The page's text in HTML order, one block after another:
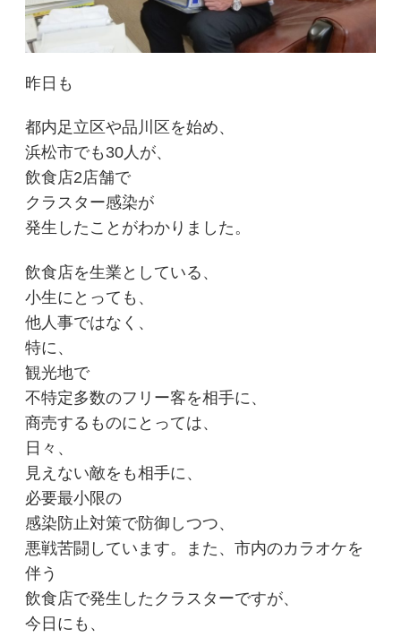
昨日も
都内足立区や品川区を始め、
浜松市でも30人が、
飲食店2店舗で
クラスター感染が
発生したことがわかりました。
飲食店を生業としている、
小生にとっても、
他人事ではなく、
特に、
観光地で
不特定多数のフリー客を相手に、
商売するものにとっては、
日々、
見えない敵をも相手に、
必要最小限の
感染防止対策で防御しつつ、
悪戦苦闘しています。また、市内のカラオケを
伴う
飲食店で発生したクラスターですが、
今日にも、